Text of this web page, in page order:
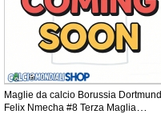
Maglie da calcio Borussia Dortmund
Felix Nmecha #8 Terza Maglia